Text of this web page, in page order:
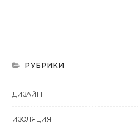
РУБРИКИ
ДИЗАЙН
ИЗОЛЯЦИЯ